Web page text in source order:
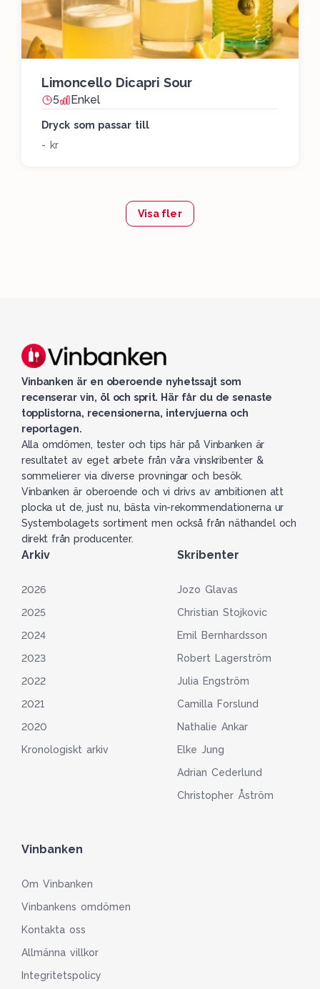
Limoncello Dicapri Sour
5 Enkel
Dryck som passar till
- kr
Visa fler
Vinbanken är en oberoende nyhetssajt som
recenserar vin, öl och sprit. Här får du de senaste
topplistorna, recensionerna, intervjuerna och
reportagen.
Alla omdömen, tester och tips här på Vinbanken är
resultatet av eget arbete från våra vinskribenter &
sommelierer via diverse provningar och besök.
Vinbanken är oberoende och vi drivs av ambitionen att
plocka ut de, just nu, bästa vin-rekommendationerna ur
Systembolagets sortiment men också från näthandel och
direkt från producenter.
Arkiv
2026
2025
2024
2023
2022
2021
2020
Kronologiskt arkiv
Skribenter
Jozo Glavas
Christian Stojkovic
Emil Bernhardsson
Robert Lagerström
Julia Engström
Camilla Forslund
Nathalie Ankar
Elke Jung
Adrian Cederlund
Christopher Åström
Vinbanken
Om Vinbanken
Vinbankens omdömen
Kontakta oss
Allmänna villkor
Integritetspolicy